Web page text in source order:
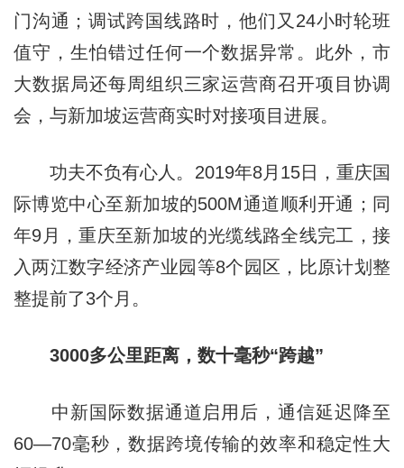
门沟通；调试跨国线路时，他们又24小时轮班
值守，生怕错过任何一个数据异常。此外，市
大数据局还每周组织三家运营商召开项目协调
会，与新加坡运营商实时对接项目进展。
功夫不负有心人。2019年8月15日，重庆国
际博览中心至新加坡的500M通道顺利开通；同
年9月，重庆至新加坡的光缆线路全线完工，接
入两江数字经济产业园等8个园区，比原计划整
整提前了3个月。
3000多公里距离，数十毫秒“跨越”
中新国际数据通道启用后，通信延迟降至
60—70毫秒，数据跨境传输的效率和稳定性大